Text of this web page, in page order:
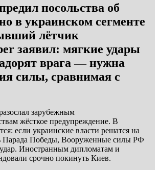
посольства об
в украинском сегменте
лётчик
заявил: мягкие удары
врага — нужна
силы, сравнимая с
зарубежным
жёсткое предупреждение. В
если украинские власти решатся на
Парада Победы, Вооруженные силы РФ
Иностранным дипломатам и
срочно покинуть Киев.